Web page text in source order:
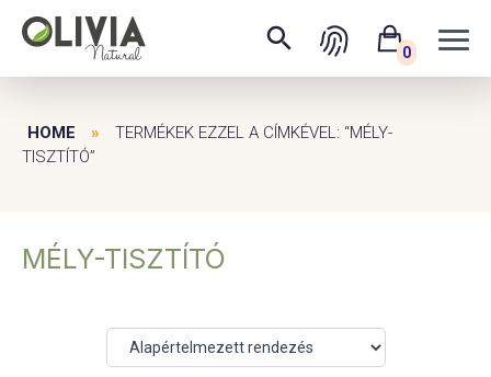
0
HOME »
TERMÉKEK EZZEL A CÍMKÉVEL: “MÉLY-
TISZTÍTÓ”
MÉLY-TISZTÍTÓ